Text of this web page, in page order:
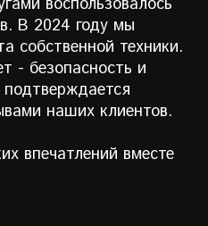
В 2024 году мы
собственной техники.
- безопасность и
наших клиентов.
впечатлений вместе